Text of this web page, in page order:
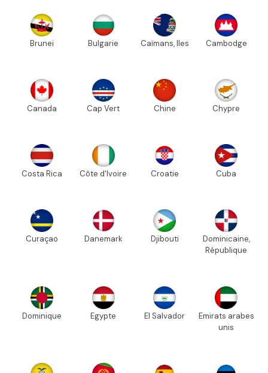
Brunei Bulgarie Caïmans, Iles Cambodge
Canada Cap Vert Chine Chypre
Costa Rica Côte d'Ivoire Croatie Cuba
Curaçao Danemark Djibouti
Dominicaine,
République
Dominique Egypte El Salvador
Emirats arabes
unis